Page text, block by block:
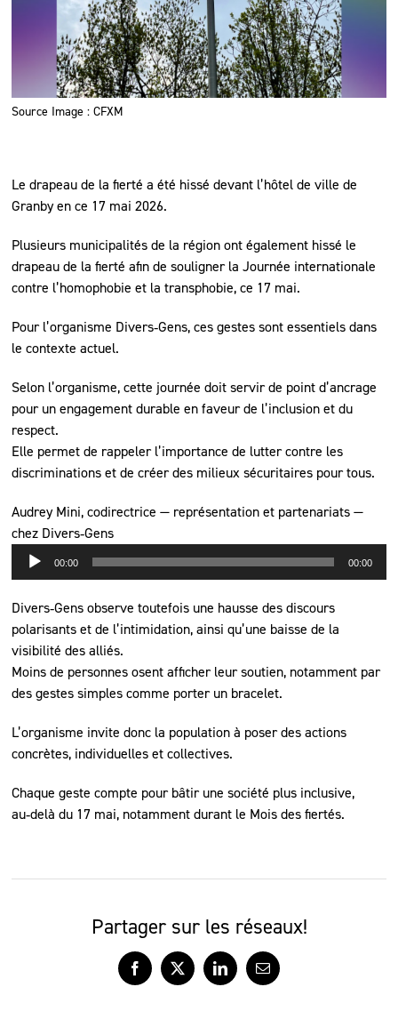
Source Image : CFXM
Le drapeau de la fierté a été hissé devant l’hôtel de ville de
Granby en ce 17 mai 2026.
Plusieurs municipalités de la région ont également hissé le
drapeau de la fierté afin de souligner la Journée internationale
contre l’homophobie et la transphobie, ce 17 mai.
Pour l’organisme Divers‑Gens, ces gestes sont essentiels dans
le contexte actuel.
Selon l’organisme, cette journée doit servir de point d’ancrage
pour un engagement durable en faveur de l’inclusion et du
respect.
Elle permet de rappeler l’importance de lutter contre les
discriminations et de créer des milieux sécuritaires pour tous.
Audrey Mini, codirectrice — représentation et partenariats —
chez Divers‑Gens
Lecteur
audio
00:00 00:00
Divers‑Gens observe toutefois une hausse des discours
polarisants et de l’intimidation, ainsi qu’une baisse de la
visibilité des alliés.
Moins de personnes osent afficher leur soutien, notamment par
des gestes simples comme porter un bracelet.
L’organisme invite donc la population à poser des actions
concrètes, individuelles et collectives.
Chaque geste compte pour bâtir une société plus inclusive,
au‑delà du 17 mai, notamment durant le Mois des fiertés.
Partager sur les réseaux!
Facebook
X LinkedInCourriel